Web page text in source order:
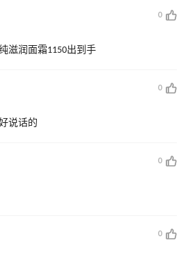
0
滋润面霜1150出到手
0
说话的
0
0